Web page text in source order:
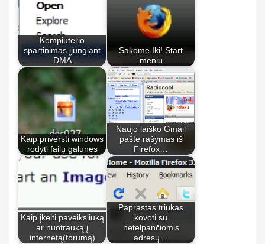
Kompiuterio
spartinimas įjungiant
DMA
Sakome Iki! Start
meniu
Kaip priversti windows
rodyti failų galūnes
Naujo laiško Gmail
pašte rašymas iš
Firefox…
Kaip įkelti paveiksliuką
ar nuotrauką į
internetą(forumą)
Paprastas triukas
kovoti su
netelpančiomis
adresų…